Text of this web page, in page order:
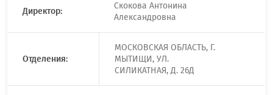
Директор:
Скокова Антонина
Александровна
Отделения:
МОСКОВСКАЯ ОБЛАСТЬ, Г.
МЫТИЩИ, УЛ.
СИЛИКАТНАЯ, Д. 26Д